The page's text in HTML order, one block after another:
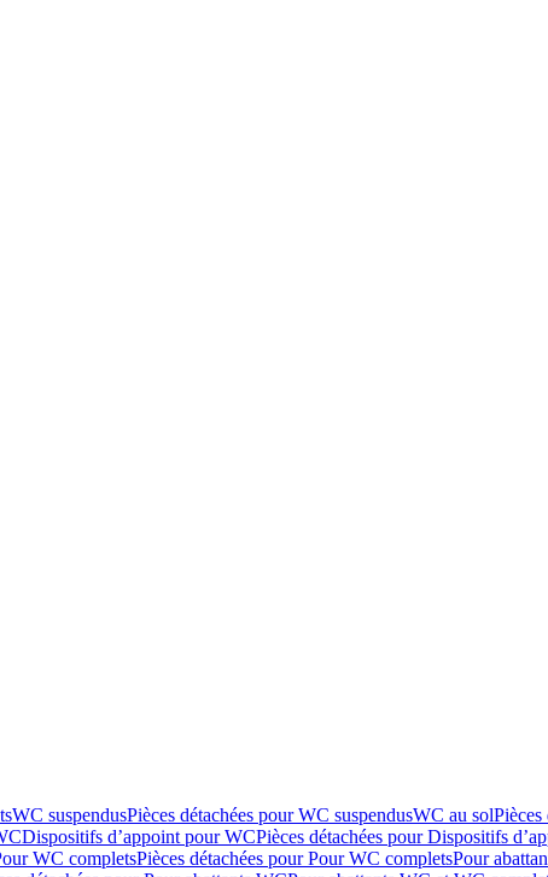
WC suspendusPièces détachées pour WC suspendusWC au solPièces
Dispositifs d’appoint pour WCPièces détachées pour Dispositifs
WC completsPièces détachées pour Pour WC completsPour